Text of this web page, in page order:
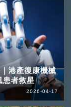
港產復康機械
患者救星
2026-04-17